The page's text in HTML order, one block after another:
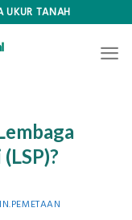
UKUR TANAH